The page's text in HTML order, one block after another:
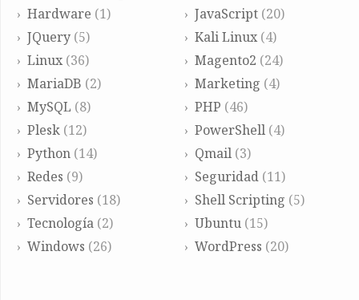
Hardware (1) JavaScript(20)
JQuery (5) Kali Linux(4)
Linux (36) Magento2 (24)
MariaDB (2) Marketing (4)
MySQL (8) PHP (46)
Plesk (12) PowerShell(4)
Python (14) Qmail(3)
Redes (9) Seguridad(11)
Servidores (18) Shell Scripting (5)
Tecnología (2) Ubuntu(15)
Windows (26) WordPress (20)